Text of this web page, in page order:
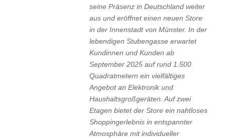
seine Präsenz in Deutschland weiter
aus und eröffnet einen neuen Store
in der Innenstadt von Münster. In der
lebendigen Stubengasse erwartet
Kundinnen und Kunden ab
September 2025 auf rund 1.500
Quadratmetern ein vielfältiges
Angebot an Elektronik und
Haushaltsgroßgeräten. Auf zwei
Etagen bietet der Store ein nahtloses
Shoppingerlebnis in entspannter
Atmosphäre mit individueller